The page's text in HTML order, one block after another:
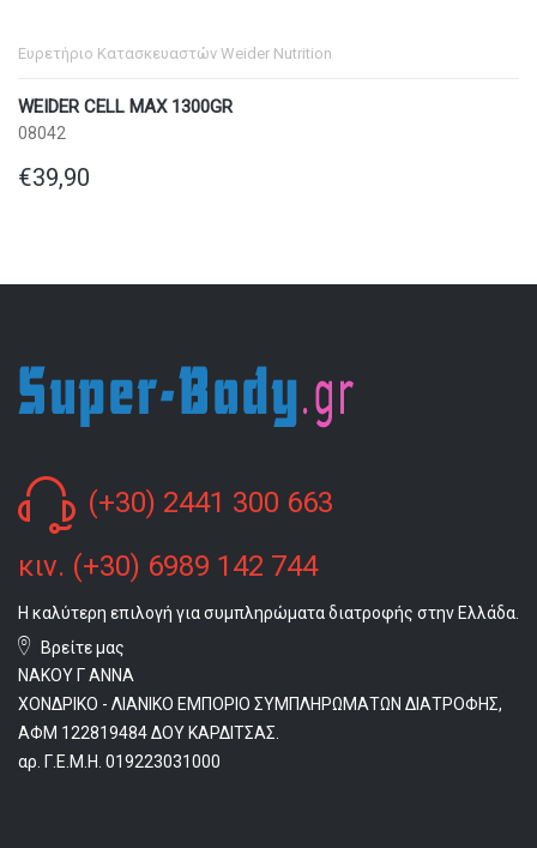
Ευρετήριο Κατασκευαστών Weider Nutrition
WEIDER CELL MAX 1300GR
08042
€39,90
(+30) 2441 300 663
κιν. (+30) 6989 142 744
Η καλύτερη επιλογή για συμπληρώματα διατροφής στην Ελλάδα.
Βρείτε μας
ΝΑΚΟΥ Γ ΑΝΝΑ
ΧΟΝΔΡΙΚΟ - ΛΙΑΝΙΚΟ ΕΜΠΟΡΙΟ ΣΥΜΠΛΗΡΩΜΑΤΩΝ ΔΙΑΤΡΟΦΗΣ,
ΑΦΜ 122819484 ΔΟΥ ΚΑΡΔΙΤΣΑΣ.
αρ. Γ.Ε.Μ.Η. 019223031000